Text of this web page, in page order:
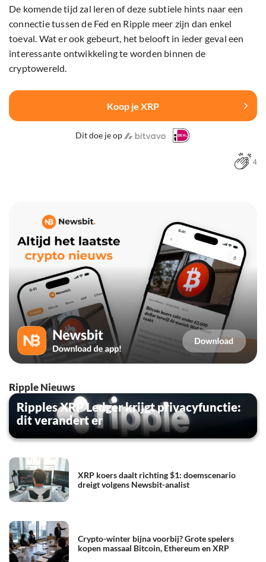
De komende tijd zal leren of deze subtiele hints naar een
connectie tussen de Fed en Ripple meer zijn dan enkel
toeval. Wat er ook gebeurt, het belooft in ieder geval een
interessante ontwikkeling te worden binnen de
cryptowereld.
Koop je XRP
Dit doe je op
4
Ripple Nieuws
Ripples XRP Ledger krijgt privacyfunctie:
dit verandert er
XRP koers daalt richting $1: doemscenario
dreigt volgens Newsbit-analist
Crypto-winter bijna voorbij? Grote spelers
kopen massaal Bitcoin, Ethereum en XRP